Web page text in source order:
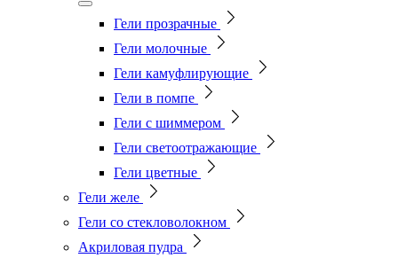
Гели прозрачные
Гели молочные
Гели камуфлирующие
Гели в помпе
Гели с шиммером
Гели светоотражающие
Гели цветные
Гели желе
Гели со стекловолокном
Акриловая пудра